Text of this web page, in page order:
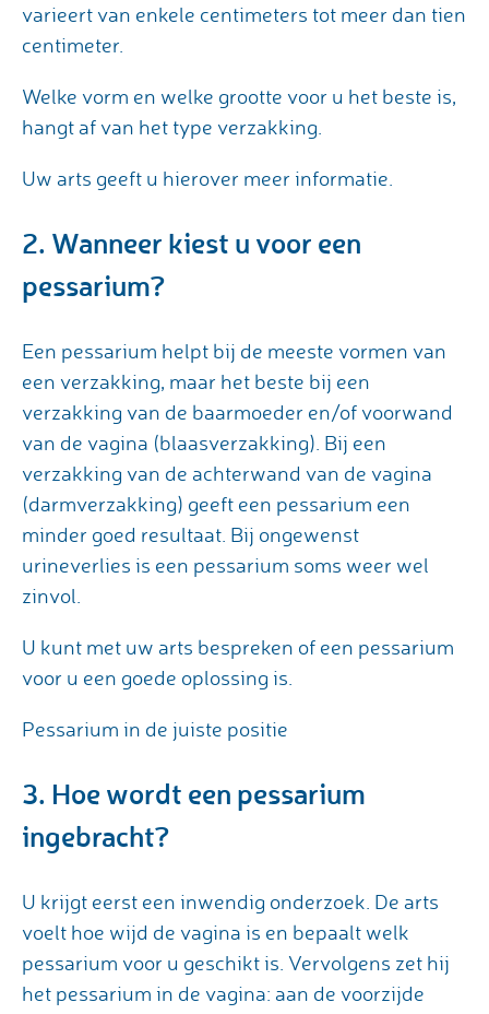
varieert van enkele centimeters tot meer dan tien
centimeter.
Welke vorm en welke grootte voor u het beste is,
hangt af van het type verzakking.
Uw arts geeft u hierover meer informatie.
2. Wanneer kiest u voor een
pessarium?
Een pessarium helpt bij de meeste vormen van
een verzakking, maar het beste bij een
verzakking van de baarmoeder en/of voorwand
van de vagina (blaasverzakking). Bij een
verzakking van de achterwand van de vagina
(darmverzakking) geeft een pessarium een
minder goed resultaat. Bij ongewenst
urineverlies is een pessarium soms weer wel
zinvol.
U kunt met uw arts bespreken of een pessarium
voor u een goede oplossing is.
Pessarium in de juiste positie
3. Hoe wordt een pessarium
ingebracht?
U krijgt eerst een inwendig onderzoek. De arts
voelt hoe wijd de vagina is en bepaalt welk
pessarium voor u geschikt is. Vervolgens zet hij
het pessarium in de vagina: aan de voorzijde